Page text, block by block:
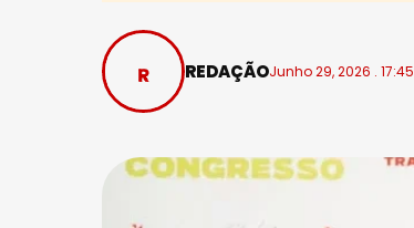
REDAÇÃOJunho 29, 2026 . 17:45